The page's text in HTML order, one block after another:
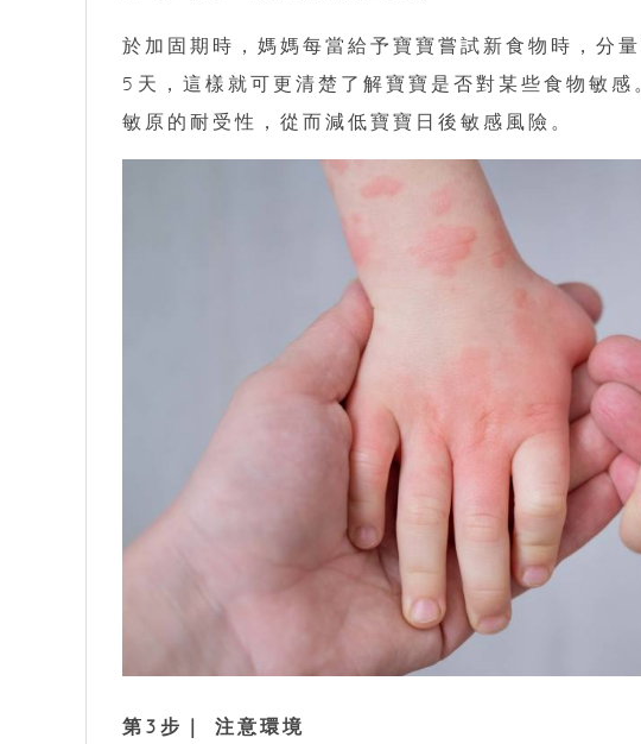
於加固期時，媽媽每當給予寶寶嘗試新食物時，分
5天，這樣就可更清楚了解寶寶是否對某些食物敏
敏原的耐受性，從而減低寶寶日後敏感風險。
第3步｜ 注意環境